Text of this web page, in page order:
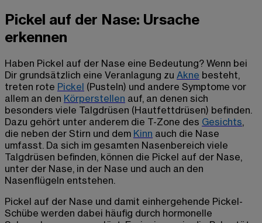
Pickel auf der Nase: Ursache
erkennen
Haben Pickel auf der Nase eine Bedeutung? Wenn bei
Dir grundsätzlich eine Veranlagung zu Akne besteht,
treten rote Pickel (Pusteln) und andere Symptome vor
allem an den Körperstellen auf, an denen sich
besonders viele Talgdrüsen (Hautfettdrüsen) befinden.
Dazu gehört unter anderem die T-Zone des Gesichts,
die neben der Stirn und dem Kinn auch die Nase
umfasst. Da sich im gesamten Nasenbereich viele
Talgdrüsen befinden, können die Pickel auf der Nase,
unter der Nase, in der Nase und auch an den
Nasenflügeln entstehen.
Pickel auf der Nase und damit einhergehende Pickel-
Schübe werden dabei häufig durch hormonelle